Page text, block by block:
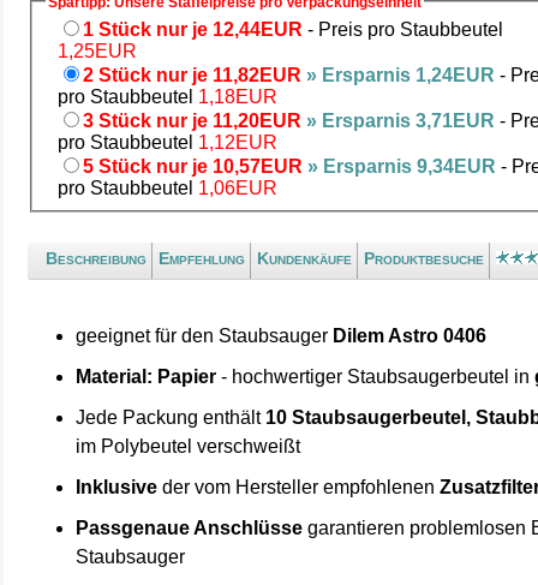
1 Stück nur je 12,44EUR - Preis pro Staubbeutel
1,25EUR
2 Stück nur je 11,82EUR » Ersparnis 1,24EUR -
pro Staubbeutel 1,18EUR
3 Stück nur je 11,20EUR » Ersparnis 3,71EUR -
pro Staubbeutel 1,12EUR
5 Stück nur je 10,57EUR » Ersparnis 9,34EUR -
pro Staubbeutel 1,06EUR
Beschreibung Empfehlung Kundenkäufe Produktbesuche
geeignet für den Staubsauger Dilem Astro 0406
Material: Papier - hochwertiger Staubsaugerbeutel in
Jede Packung enthält 10 Staubsaugerbeutel,
im Polybeutel verschweißt
Inklusive der vom Hersteller empfohlenen
Passgenaue Anschlüsse garantieren problemlosen
Staubsauger